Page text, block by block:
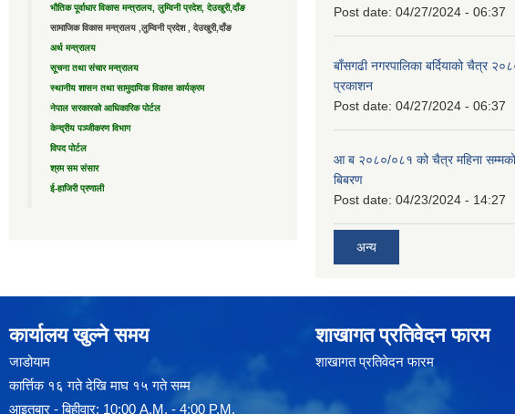
भौतिक पूर्वाधार विकास मन्त्रालय, लुम्विनी प्रदेश, देउखुरी,दाँङ
सामाजिक विकास मन्त्रालय ,लुम्विनी प्रदेश , देउखुरी,दाँङ
अर्थ मन्त्रालय
सूचना तथा संचार मन्त्रालय
स्थानीय शासन तथा सामुदायिक विकास कार्यक्रम
नेपाल सरकारको आधिकारिक पोर्टल
केन्द्रीय पञ्जीकरण विभाग
विपद पोर्टल
श्रम सम संसार
ई-हाजिरी प्रणाली
Post date: 04/27/2024 - 06:37
बाँसगढी नगरपालिका बर्दियाको चैत्र
प्रकाशन
Post date: 04/27/2024 - 06:37
आ ब २०८०/०८१ को चैत्र महिना
बिबरण
Post date: 04/23/2024 - 14:27
अन्य
कार्यालय खुल्ने समय
जाडोयाम
कार्त्तिक १६ गते देखि माघ १५ गते सम्म
आइतबार - बिहीवार: 10:00 A.M. - 4:00 P.M.
शाखागत प्रतिवेदन फारम
शाखागत प्रतिवेदन फारम